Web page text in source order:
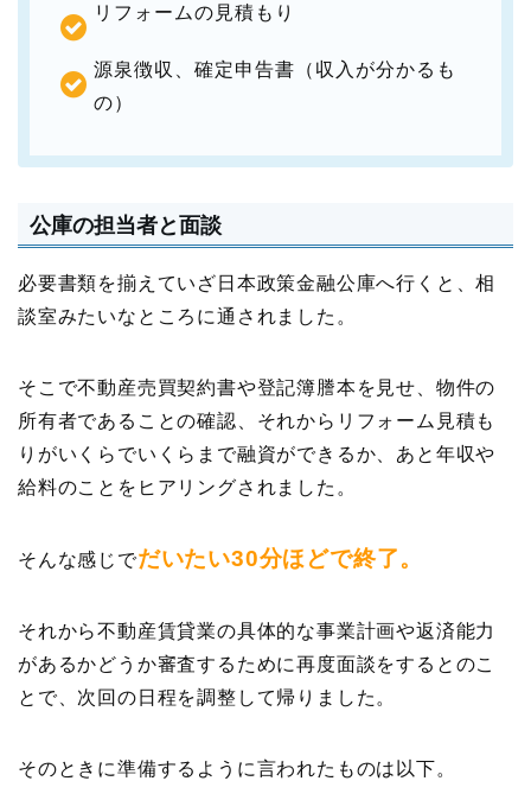
リフォームの見積もり
源泉徴収、確定申告書（収入が分かるも
の）
公庫の担当者と面談
必要書類を揃えていざ日本政策金融公庫へ行くと、相
談室みたいなところに通されました。
そこで不動産売買契約書や登記簿謄本を見せ、物件の
所有者であることの確認、それからリフォーム見積も
りがいくらでいくらまで融資ができるか、あと年収や
給料のことをヒアリングされました。
そんな感じでだいたい30分ほどで終了。
それから不動産賃貸業の具体的な事業計画や返済能力
があるかどうか審査するために再度面談をするとのこ
とで、次回の日程を調整して帰りました。
そのときに準備するように言われたものは以下。